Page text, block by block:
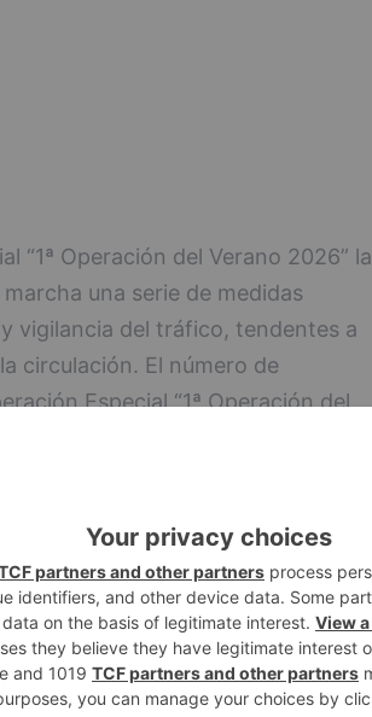
“1ª Operación del Verano 2026” la
una serie de medidas
vigilancia del tráfico, tendentes a
circulación. El número de
Especial “1ª Operación del
es de 77.000.
viernes 3 de julio, hasta las 24
la vigilancia por las Fuerzas
Civil en aquellas carreteras o
mayor afluencia de vehículos.
nuestras carreteras durante la
2026” serán paralizadas